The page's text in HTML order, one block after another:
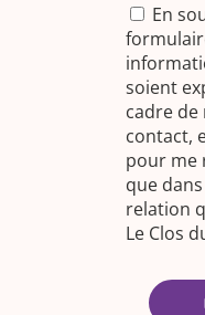
En
soient
cadre de
contact,
pour me
que
relation
Le Clos